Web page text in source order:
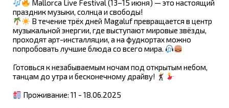
Mallorca Live Festival (13–15 июня) — это настоящий
праздник музыки, солнца и свободы!
В течение трёх дней Magaluf превращается в центр
музыкальной энергии, где выступают мировые звёзды,
проходят арт-инсталляции, а на фудкортах можно
попробовать лучшие блюда со всего мира.
Готовься к незабываемым ночам под открытым небом,
танцам до утра и бесконечному драйву!
Проживание: 11 - 18.06.2025